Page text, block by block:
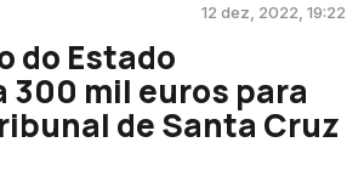
12 dez, 2022, 19:22
do Estado
300 mil euros para
de Santa Cruz